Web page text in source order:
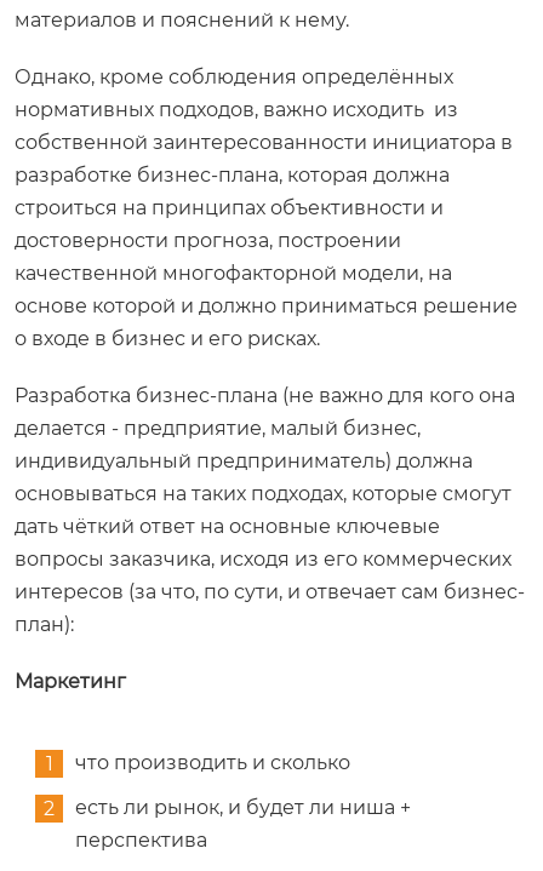
материалов и пояснений к нему.
Однако, кроме соблюдения определённых
нормативных подходов, важно исходить из
собственной заинтересованности инициатора в
разработке бизнес-плана, которая должна
строиться на принципах объективности и
достоверности прогноза, построении
качественной многофакторной модели, на
основе которой и должно приниматься решение
о входе в бизнес и его рисках.
Разработка бизнес-плана (не важно для кого она
делается - предприятие, малый бизнес,
индивидуальный предприниматель) должна
основываться на таких подходах, которые смогут
дать чёткий ответ на основные ключевые
вопросы заказчика, исходя из его коммерческих
интересов (за что, по сути, и отвечает сам бизнес-
план):
Маркетинг
что производить и сколько
есть ли рынок, и будет ли ниша +
перспектива